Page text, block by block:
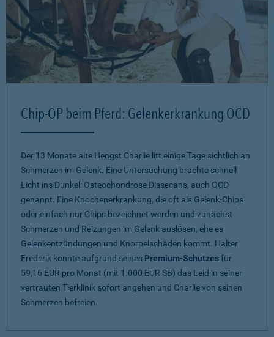
Chip-OP beim Pferd: Gelenkerkrankung OCD
Der 13 Monate alte Hengst Charlie litt einige Tage sichtlich an
Schmerzen im Gelenk. Eine Untersuchung brachte schnell
Licht ins Dunkel: Osteochondrose Dissecans, auch OCD
genannt. Eine Knochenerkrankung, die oft als Gelenk-Chips
oder einfach nur Chips bezeichnet werden und zunächst
Schmerzen und Reizungen im Gelenk auslösen, ehe es
Gelenkentzündungen und Knorpelschäden kommt. Halter
Frederik konnte aufgrund seines Premium-Schutzesfür
59,16 EUR pro Monat (mit 1.000 EUR SB) das Leid in seiner
vertrauten Tierklinik sofort angehen und Charlie von seinen
Schmerzen befreien.